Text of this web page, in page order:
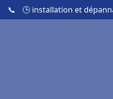
📞 🕒 installation et